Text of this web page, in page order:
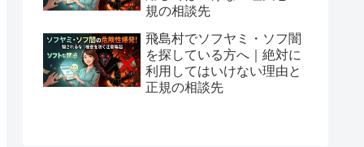
規の相談先
飛島村でソフヤミ・ソフ闇
を探している方へ｜絶対に
利用してはいけない理由と
正規の相談先